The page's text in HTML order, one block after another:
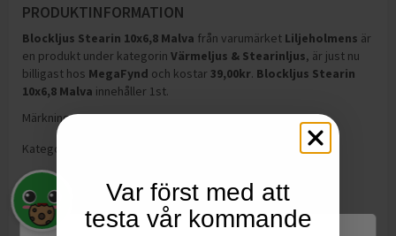
PRODUKTINFORMATION
Blockljus Stearin 10x6,8 Malva från varumärket Liljeholmens är
en produkt under kategorin Värmeljus & Stearinljus, är just nu
billigast hos MegaFynd och kostar 39,00kr. Blockljus Stearin
10x6,8 Malva innehåller 1st.
Märkningar:
Svanen
Kategorier:
Var först med att
testa vår kommande